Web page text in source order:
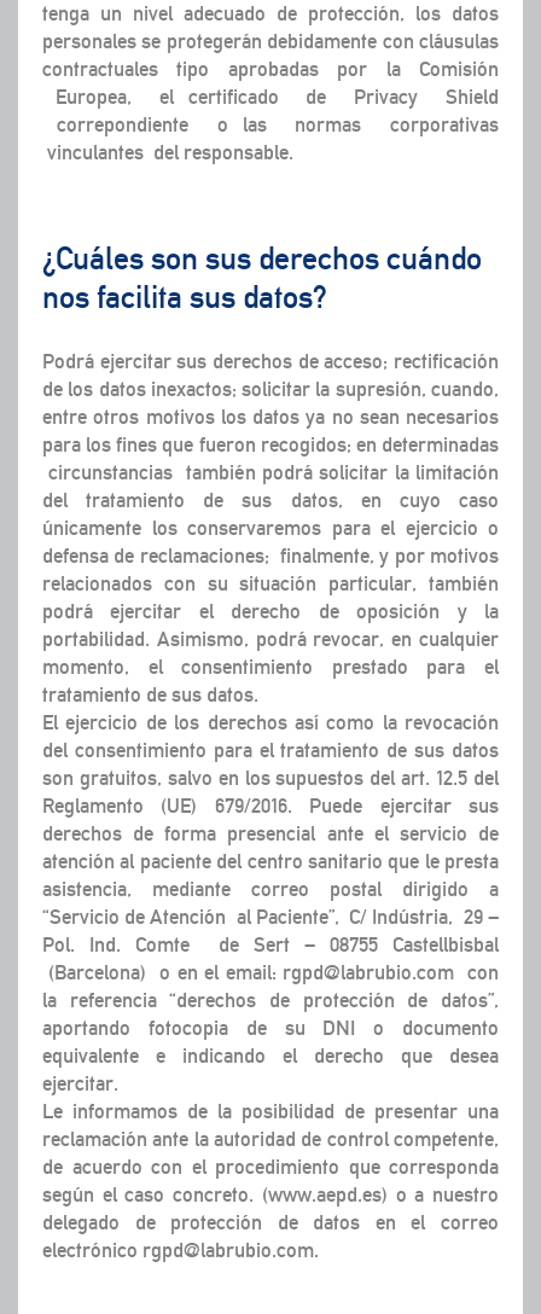
tenga un nivel adecuado de protección, los datos
personales se protegerán debidamente con cláusulas
contractuales tipo aprobadas por la Comisión
Europea, el certificado de Privacy Shield
correpondiente o las normas corporativas
vinculantes del responsable.
¿Cuáles son sus derechos cuándo
nos facilita sus datos?
Podrá ejercitar sus derechos de acceso; rectificación
de los datos inexactos; solicitar la supresión, cuando,
entre otros motivos los datos ya no sean necesarios
para los fines que fueron recogidos; en determinadas
circunstancias también podrá solicitar la limitación
del tratamiento de sus datos, en cuyo caso
únicamente los conservaremos para el ejercicio o
defensa de reclamaciones; finalmente, y por motivos
relacionados con su situación particular, también
podrá ejercitar el derecho de oposición y la
portabilidad. Asimismo, podrá revocar, en cualquier
momento, el consentimiento prestado para el
tratamiento de sus datos.
El ejercicio de los derechos así como la revocación
del consentimiento para el tratamiento de sus datos
son gratuitos, salvo en los supuestos del art. 12.5 del
Reglamento (UE) 679/2016. Puede ejercitar sus
derechos de forma presencial ante el servicio de
atención al paciente del centro sanitario que le presta
asistencia, mediante correo postal dirigido a
“Servicio de Atención al Paciente”, C/ Indústria, 29 –
Pol. Ind. Comte de Sert – 08755 Castellbisbal
(Barcelona) o en el email: rgpd@labrubio.com con
la referencia “derechos de protección de datos”,
aportando fotocopia de su DNI o documento
equivalente e indicando el derecho que desea
ejercitar.
Le informamos de la posibilidad de presentar una
reclamación ante la autoridad de control competente,
de acuerdo con el procedimiento que corresponda
según el caso concreto. (www.aepd.es) o a nuestro
delegado de protección de datos en el correo
electrónico rgpd@labrubio.com.